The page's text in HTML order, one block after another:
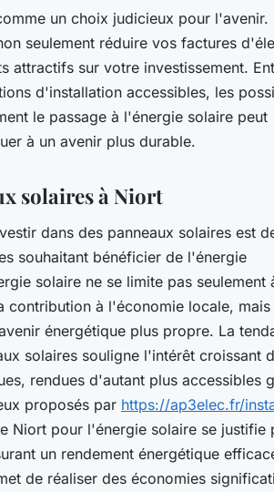
un choix judicieux pour l'avenir.
seulement réduire vos factures
attractifs sur votre investissement.
d'installation accessibles, les
le passage à l'énergie solaire peut
à un avenir plus durable.
solaires à Niort
dans des panneaux solaires est
souhaitant bénéficier de l'énergie
solaire ne se limite pas seulement
contribution à l'économie locale, mais
énergétique plus propre. La
solaires souligne l'intérêt croissant
rendues d'autant plus accessibles
proposés par https://ap3elec.fr/
Niort pour l'énergie solaire se justifie
un rendement énergétique
de réaliser des économies